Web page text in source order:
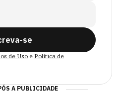
se
de Uso e Política de
A PUBLICIDADE